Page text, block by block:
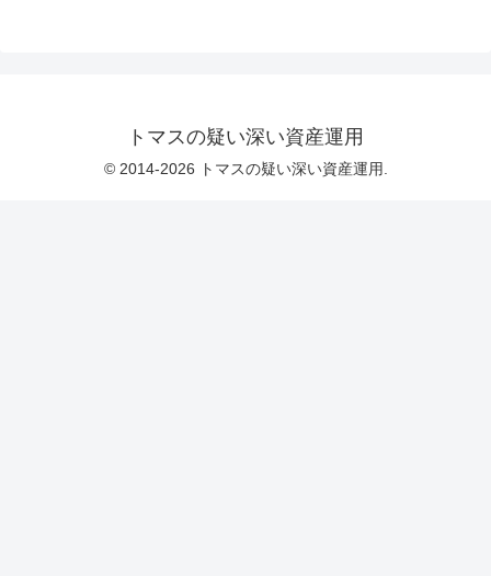
トマスの疑い深い資産運用
© 2014-2026 トマスの疑い深い資産運用.